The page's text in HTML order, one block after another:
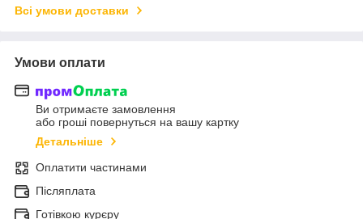
Всі умови доставки
Умови оплати
Ви отримаєте замовлення
або гроші повернуться на вашу картку
Детальніше
Оплатити частинами
Післяплата
Готівкою курєру